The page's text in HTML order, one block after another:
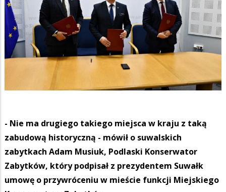
- Nie ma drugiego takiego miejsca w kraju z taką
zabudową historyczną - mówił o suwalskich
zabytkach Adam Musiuk, Podlaski Konserwator
Zabytków, który podpisał z prezydentem Suwałk
umowę o przywróceniu w mieście funkcji Miejskiego